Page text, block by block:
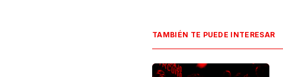
TAMBIÉN TE PUEDE INTERESAR